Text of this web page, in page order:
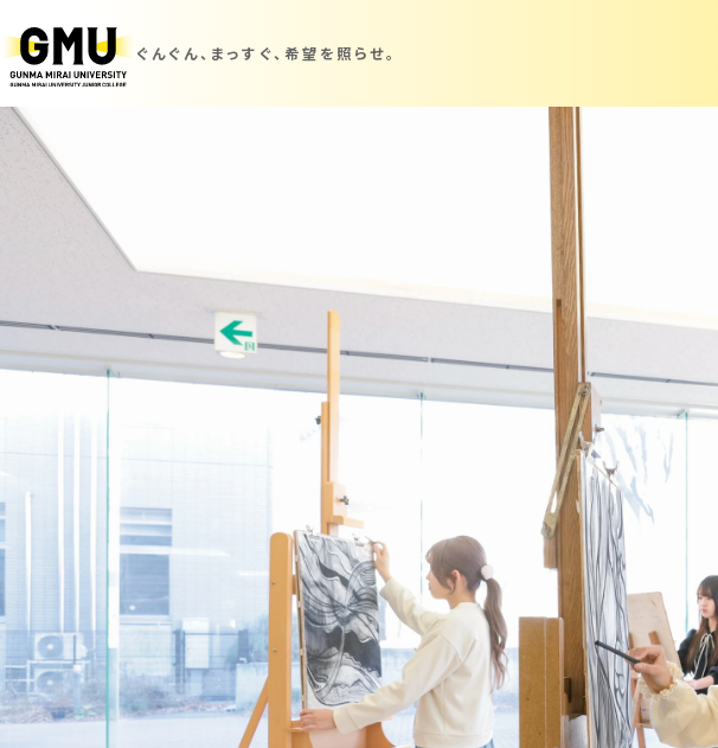
ぐんぐん、まっすぐ、 希望を照らせ。